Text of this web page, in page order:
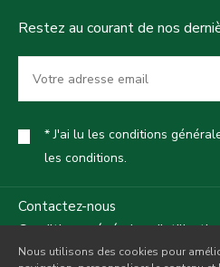
Restez au courant de nos
* J'ai lu les conditions
les conditions.
Contactez-nous
Conditions générales
Politique de confidentialité
Nous utilisons des cookies pour